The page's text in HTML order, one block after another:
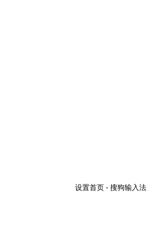
设置首页 - 搜狗输入法